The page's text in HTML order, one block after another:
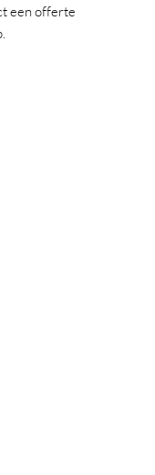
een offerte